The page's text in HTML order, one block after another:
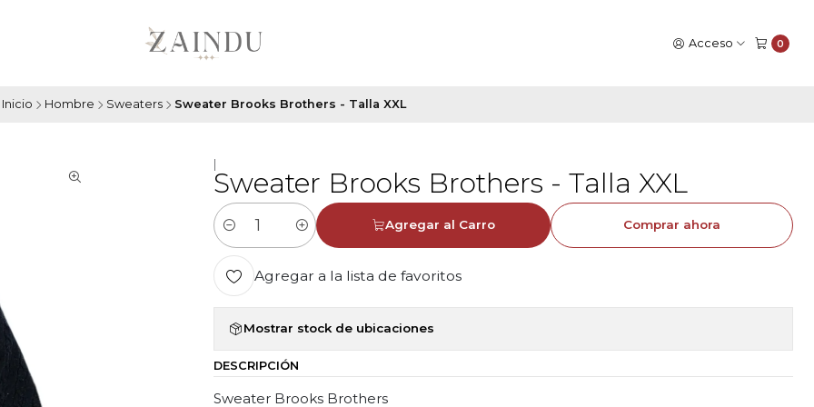
Acceso 0
Inicio Hombre Sweaters Sweater Brooks Brothers - Talla XXL
Sweater Brooks Brothers - Talla XXL
Cantidad
Agregar al Carro Comprar ahora
Agregar a la lista de favoritos
Mostrar stock de ubicaciones
DESCRIPCIÓN
Sweater Brooks Brothers